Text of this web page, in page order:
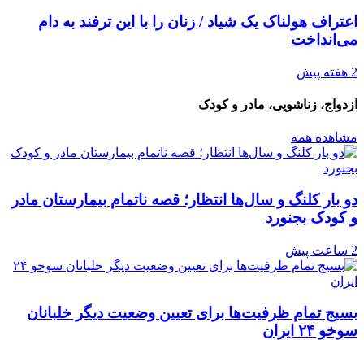
اعتراف هولناک یک شیاد / زنان را با این ترفند به دام
می‌انداخت
2 هفته پیش
ازدواج، زناشویی، مادر و کودک
مشاهده همه
دو بار کلنگ و سال‌ها انتظار؛ قصه ناتمام بیمارستان مادر
و کودک بجنورد
2 ساعت پیش
بسیج تمام ظرفیت‌ها برای تعیین وضعیت دیگر خلبانان
سوخو ۲۴ ایران